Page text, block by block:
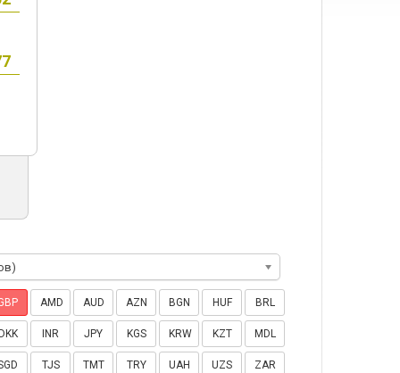
AMD AUD AZN BGN HUF BRL
INR JPY KGS KRW KZT MDL
TJS TMT TRY UAH UZS ZAR